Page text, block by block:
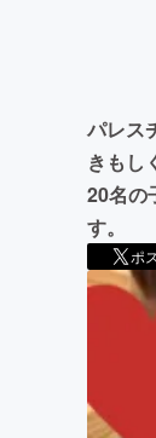
パレス
きもし
20名の
す。
ポ